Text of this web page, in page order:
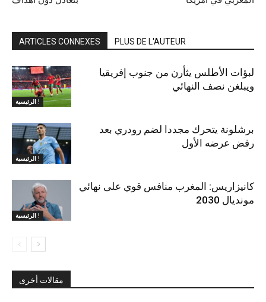
ARTICLES CONNEXES PLUS DE L'AUTEUR
الرئيسية !
لبؤات الأطلس يثأرن من جنوب إفريقيا
ويبلغن نصف النهائي
الرئيسية !
برشلونة يتحرك مجددا لضم رودري بعد
رفض عرضه الأول
الرئيسية !
كانيزاريس: المغرب منافس قوي على نهائي
مونديال 2030
مقالات أخرى